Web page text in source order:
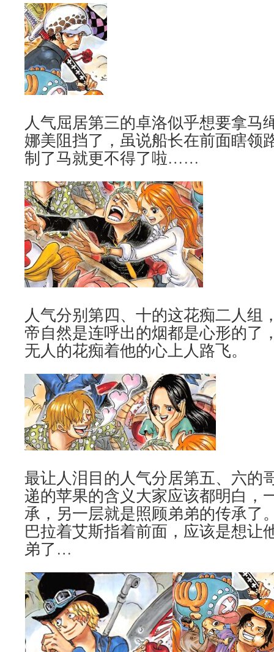
人气屈居第三的卓洛似乎想要拿马
娜美阻挡了，虽说船长在前面瞎领
制了马就更不得了啦……
人气分别第四、十的这花痴二人组
帝自然是连呼出的烟都是心形的了
无人的花痴着他的心上人路飞。
最让人泪目的人气分居第五、六的
递的苹果的含义大家应该都明白，
承，另一层就是照顾弟弟的传承了
巴拉着艾斯指着前面，应该是想让
弟了…